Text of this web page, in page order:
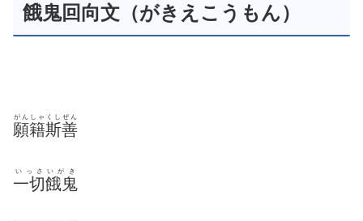
餓鬼回向文（がきえこうもん）
願籍斯善
がんしゃくしぜん
一切餓鬼
いっさいがき